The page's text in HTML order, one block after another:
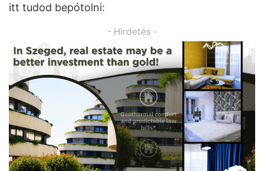
itt tudod bepótolni:
- Hirdetés -